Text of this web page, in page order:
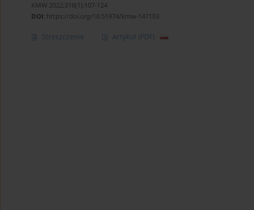
KMW 2022;316(1):107-124
DOI: https://doi.org/10.51974/kmw-147103
Streszczenie Artykuł (PDF)